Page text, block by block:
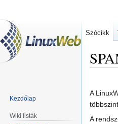
a
a
A
A
Szócikk
Kezdőlap
Wiki listák